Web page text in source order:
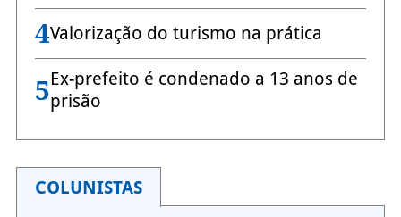
4Valorização do turismo na prática
5Ex-prefeito é condenado a 13 anos de
prisão
COLUNISTAS